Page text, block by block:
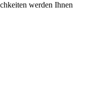
werden Ihnen